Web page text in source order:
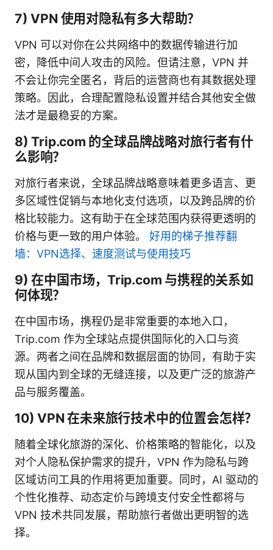
7) VPN 使用对隐私有多大帮助？
VPN 可以对你在公共网络中的数据传输进行加
密，降低中间人攻击的风险。但请注意，VPN 并
不会让你完全匿名，背后的运营商也有其数据处理
策略。因此，合理配置隐私设置并结合其他安全做
法才是最稳妥的方案。
8) Trip.com 的全球品牌战略对旅行者有什
么影响？
对旅行者来说，全球品牌战略意味着更多语言、更
多区域性促销与本地化支付选项，以及跨品牌的价
格比较能力。这有助于在全球范围内获得更透明的
价格与更一致的用户体验。 好用的梯子推荐翻
墙：VPN选择、速度测试与使用技巧
9) 在中国市场，Trip.com 与携程的关系如
何体现？
在中国市场，携程仍是非常重要的本地入口，
Trip.com 作为全球站点提供国际化的入口与资
源。两者之间在品牌和数据层面的协同，有助于实
现从国内到全球的无缝连接，以及更广泛的旅游产
品与服务覆盖。
10) VPN 在未来旅行技术中的位置会怎样？
随着全球化旅游的深化、价格策略的智能化，以及
对个人隐私保护需求的提升，VPN 作为隐私与跨
区域访问工具的作用将更加重要。同时，AI 驱动的
个性化推荐、动态定价与跨境支付安全性都将与
VPN 技术共同发展，帮助旅行者做出更明智的选
择。